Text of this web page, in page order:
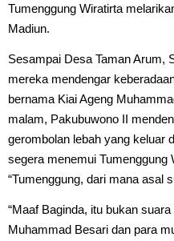
Tumenggung Wiratirta
Madiun.
Sesampai Desa Taman Arum,
mereka mendengar
bernama Kiai Ageng
malam, Pakubuwono II
gerombolan lebah yang keluar
segera menemui Tumenggung
“Tumenggung, dari mana asal
“Maaf Baginda, itu bukan
Muhammad Besari dan para